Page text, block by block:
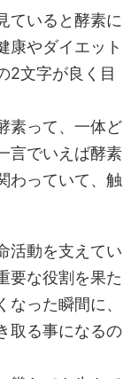
ていると酵素に
康やダイエット
2文字が良く目
素って、一体ど
言でいえば酵素
わっていて、触
活動を支えてい
要な役割を果た
った瞬間に、
取る事になるの